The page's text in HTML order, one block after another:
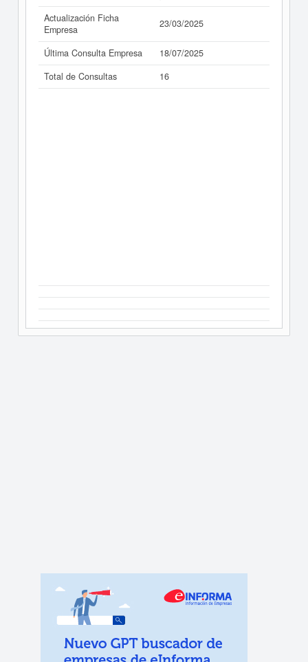
Actualización Ficha
Empresa
23/03/2025
Última Consulta Empresa
18/07/2025
Total de Consultas
16